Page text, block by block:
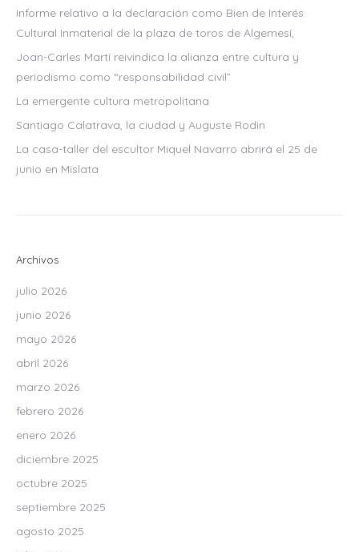
Informe relativo a la declaración como Bien de Interés
Cultural Inmaterial de la plaza de toros de Algemesí,
Joan-Carles Martí reivindica la alianza entre cultura y
periodismo como “responsabilidad civil”
La emergente cultura metropolitana
Santiago Calatrava, la ciudad y Auguste Rodin
La casa-taller del escultor Miquel Navarro abrirá el 25 de
junio en Mislata
Archivos
julio 2026
junio 2026
mayo 2026
abril 2026
marzo 2026
febrero 2026
enero 2026
diciembre 2025
octubre 2025
septiembre 2025
agosto 2025